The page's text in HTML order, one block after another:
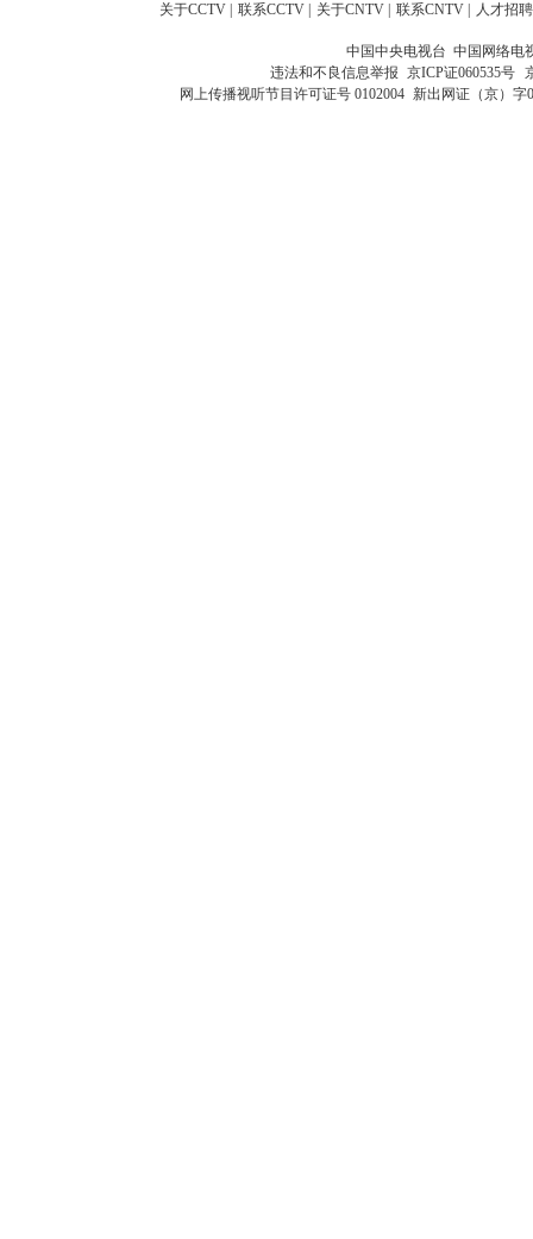
关于CCTV 联系CCTV 关于CNTV 联系CNTV 人才招聘
中国中央电视台 中国网络电
违法和不良信息举报 京ICP证060535号
网上传播视听节目许可证号 0102004 新出网证（京）